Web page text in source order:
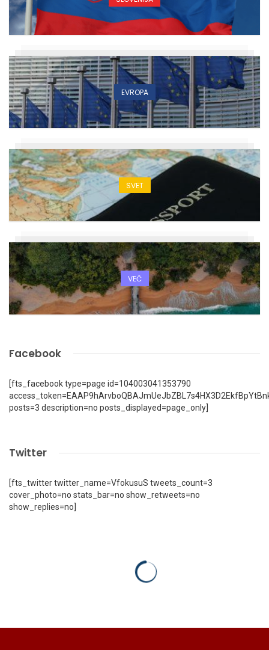
EVROPA
SVET
VEČ
Facebook
[fts_facebook type=page id=104003041353790
posts=3 description=no posts_displayed=page_only]
Twitter
[fts_twitter twitter_name=VfokusuS tweets_count=3
cover_photo=no stats_bar=no show_retweets=no
show_replies=no]